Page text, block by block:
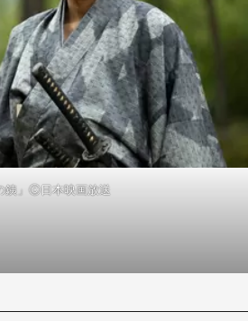
銕」Ⓒ日本映画放送